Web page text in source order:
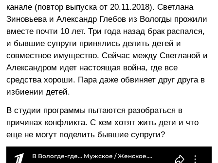
канале (повтор выпуска от 20.11.2018). Светлана
Зиновьева и Александр Глебов из Вологды прожили
вместе почти 10 лет. Три года назад брак распался,
и бывшие супруги принялись делить детей и
совместное имущество. Сейчас между Светланой и
Александром идет настоящая война, где все
средства хороши. Пара даже обвиняет друг друга в
избиении детей.
В студии программы пытаются разобраться в
причинах конфликта. С кем хотят жить дети и что
еще не могут поделить бывшие супруги?